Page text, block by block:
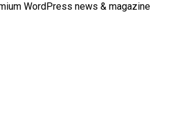
WordPress news & magazine